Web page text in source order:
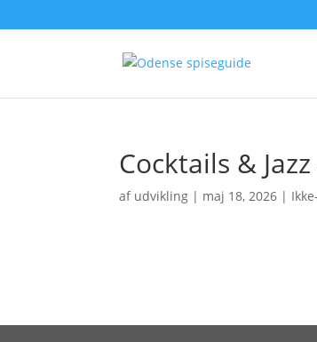
Cocktails &
af udvikling | maj 18, 2026 |